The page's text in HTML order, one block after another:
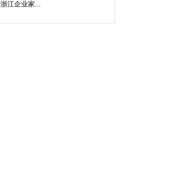
江企业家...